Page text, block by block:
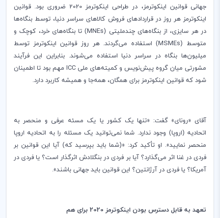
جهانی قوانین اینکوترمز، در طراحی اینکوترمز 2020 ضروری بود. قوانین
اینکوترمز هر روز در قراردادهای فروش کالاهای سراسر دنیا، توسط بنگاه‌ها
در هر سایزی، از بنگاه‌های چندملیتی (MNEs) تا بنگاه‌های خرد، کوچک و
متوسط (MSMEs) استفاده می‌گردند. هر روز قوانین اینکوترمز توسط
میلیون‌ها بنگاه در سراسر دنیا استفاده می‌شوند. بنابراین این فرآیند
مشورتی میان گروه پیش‌نویس و کمیته‌های ملی ICC مهم بود تا اطمینان
شود که قوانین اینکوترمز برای همگان، همه‌جا و همیشه کاربرد دارد.
آقای «رونای» گفت: «تنها یک کشور یا یک مسئه عرفی و منحصر به
اتحادیه (اروپا) وجود ندارد. شما نمی‌توانید یک مسئله را به اتحادیه اروپا
منحصر نمایید». او تأکید کرد: «(شما باید بپرسید که) آیا این قوانین بر
فردی در غنا اثر می‌گذارد؟ آیا بر فردی در بنگلادش اثرگذار است؟ یا فردی در
آمریکا؟ یا فردی در آرژانتین؟ این قوانین باید جهانی باشند».
تعهد به قابل دسترس بودن اینکوترمز 2020 برای هم